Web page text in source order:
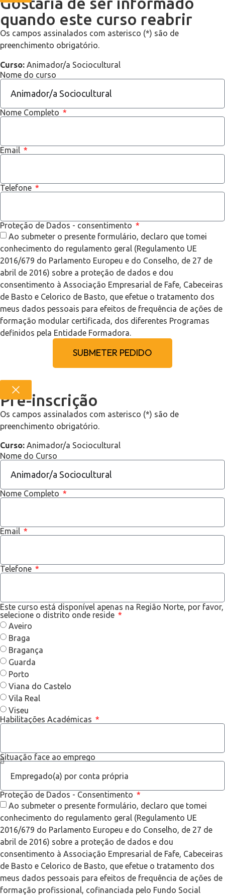
quando este curso reabrir
Os campos assinalados com asterisco (*) são de
preenchimento obrigatório.
Curso: Animador/a Sociocultural
Nome do curso
Nome Completo
Email
Telefone
Proteção de Dados - consentimento
Ao submeter o presente formulário, declaro que tomei
conhecimento do regulamento geral (Regulamento UE
2016/679 do Parlamento Europeu e do Conselho, de 27 de
abril de 2016) sobre a proteção de dados e dou
consentimento à Associação Empresarial de Fafe, Cabeceiras
de Basto e Celorico de Basto, que efetue o tratamento dos
meus dados pessoais para efeitos de frequência de ações de
formação modular certificada, dos diferentes Programas
definidos pela Entidade Formadora.
SUBMETER PEDIDO
Pré-inscrição
Os campos assinalados com asterisco (*) são de
preenchimento obrigatório.
Curso: Animador/a Sociocultural
Nome do Curso
Nome Completo
Email
Telefone
Este curso está disponível apenas na Região Norte, por favor,
selecione o distrito onde reside
Aveiro
Braga
Bragança
Guarda
Porto
Viana do Castelo
Vila Real
Viseu
Habilitações Académicas
Situação face ao emprego
Proteção de Dados - Consentimento
Ao submeter o presente formulário, declaro que tomei
conhecimento do regulamento geral (Regulamento UE
2016/679 do Parlamento Europeu e do Conselho, de 27 de
abril de 2016) sobre a proteção de dados e dou
consentimento à Associação Empresarial de Fafe, Cabeceiras
de Basto e Celorico de Basto, que efetue o tratamento dos
meus dados pessoais para efeitos de frequência de ações de
formação profissional, cofinanciada pelo Fundo Social